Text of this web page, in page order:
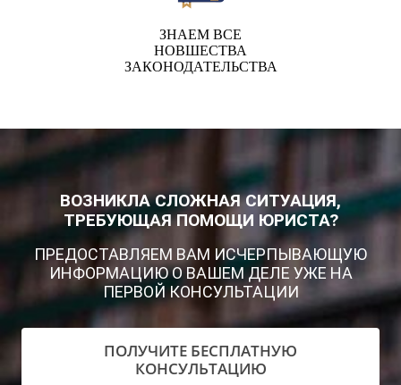
ЗНАЕМ ВСЕ
НОВШЕСТВА
ЗАКОНОДАТЕЛЬСТВА
ВОЗНИКЛА СЛОЖНАЯ СИТУАЦИЯ,
ТРЕБУЮЩАЯ ПОМОЩИ ЮРИСТА?
ПРЕДОСТАВЛЯЕМ ВАМ ИСЧЕРПЫВАЮЩУЮ
ИНФОРМАЦИЮ О ВАШЕМ ДЕЛЕ УЖЕ НА
ПЕРВОЙ КОНСУЛЬТАЦИИ